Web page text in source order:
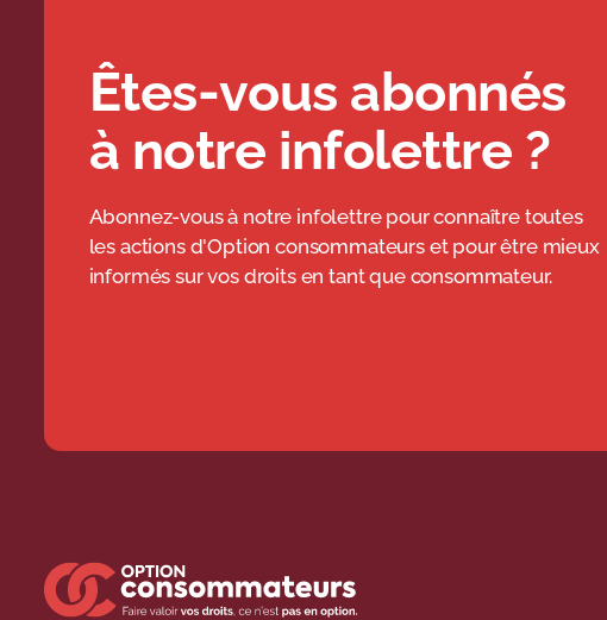
Êtes-vous abonnés
à notre infolettre ?
Abonnez-vous à notre infolettre pour connaître toutes
les actions d'Option consommateurs et pour être mieux
informés sur vos droits en tant que consommateur.